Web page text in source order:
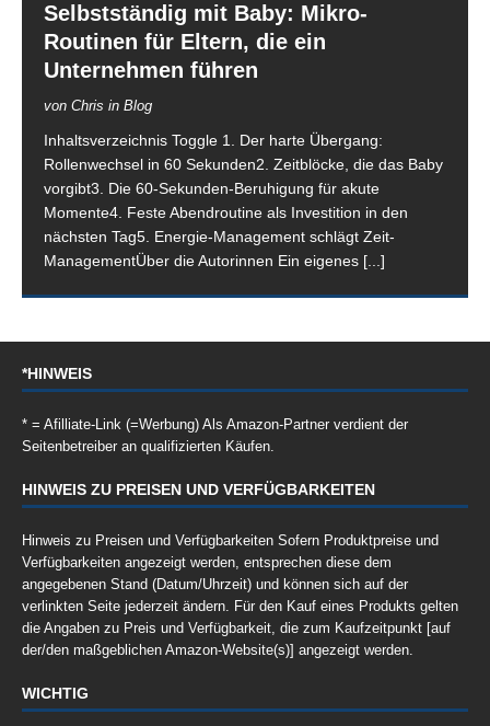
Selbstständig mit Baby: Mikro-
Routinen für Eltern, die ein
Unternehmen führen
von Chris in Blog
Inhaltsverzeichnis Toggle 1. Der harte Übergang:
Rollenwechsel in 60 Sekunden2. Zeitblöcke, die das Baby
vorgibt3. Die 60-Sekunden-Beruhigung für akute
Momente4. Feste Abendroutine als Investition in den
nächsten Tag5. Energie-Management schlägt Zeit-
ManagementÜber die Autorinnen Ein eigenes [...]
*HINWEIS
* = Afilliate-Link (=Werbung) Als Amazon-Partner verdient der
Seitenbetreiber an qualifizierten Käufen.
HINWEIS ZU PREISEN UND VERFÜGBARKEITEN
Hinweis zu Preisen und Verfügbarkeiten Sofern Produktpreise und
Verfügbarkeiten angezeigt werden, entsprechen diese dem
angegebenen Stand (Datum/Uhrzeit) und können sich auf der
verlinkten Seite jederzeit ändern. Für den Kauf eines Produkts gelten
die Angaben zu Preis und Verfügbarkeit, die zum Kaufzeitpunkt [auf
der/den maßgeblichen Amazon-Website(s)] angezeigt werden.
WICHTIG